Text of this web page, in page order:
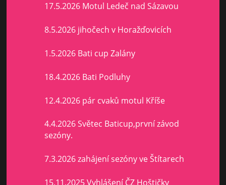
17.5.2026 Motul Ledeč nad Sázavou
8.5.2026 jihočech v Horažďovicích
1.5.2026 Bati cup Zalány
18.4.2026 Bati Podluhy
12.4.2026 pár cvaků motul Kříše
4.4.2026 Světec Baticup,první závod
sezóny.
7.3.2026 zahájení sezóny ve Štítarech
15.11.2025 Vyhlášení ČZ Hoštičky